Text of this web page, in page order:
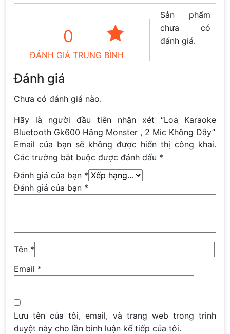
0
ĐÁNH GIÁ TRUNG BÌNH
Sản phẩm
chưa có
đánh giá.
Đánh giá
Chưa có đánh giá nào.
Hãy là người đầu tiên nhận xét “Loa Karaoke
Bluetooth Gk600 Hãng Monster , 2 Mic Không Dây”
Email của bạn sẽ không được hiển thị công khai.
Các trường bắt buộc được đánh dấu *
Đánh giá của bạn *
Đánh giá của bạn *
Tên *
Email *
Lưu tên của tôi, email, và trang web trong trình
duyệt này cho lần bình luận kế tiếp của tôi.